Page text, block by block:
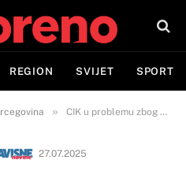
REGION SVIJET SPORT
» CIK u problemu zbog nabavke opreme za izbore 2026.
27.07.2025